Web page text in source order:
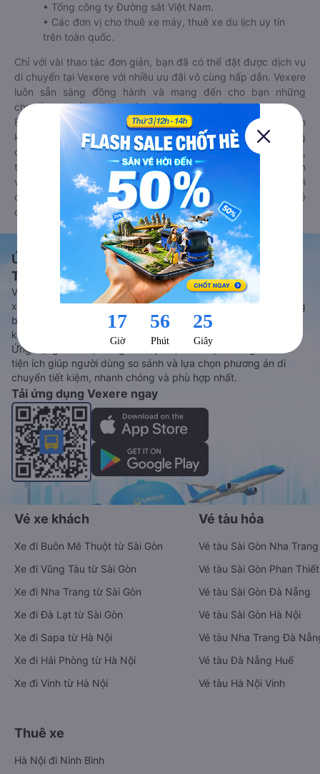
• Tổng công ty Đường sắt Việt Nam.
• Các đơn vị cho thuê xe máy, thuê xe du lịch uy tín
trên toàn quốc.
Chỉ với vài thao tác đơn giản, bạn đã có thể đặt được dịch vụ
di chuyển tại Vexere với nhiều ưu đãi vô cùng hấp dẫn. Vexere
luôn sẵn sàng đồng hành và mang đến cho bạn những
chuyến đi thoải mái, an toàn và trọn vẹn nhất.
Bên cạnh đó, bạn có thể tham khảo thêm các phương tiện
khác tại
Goyolo.com cho chuyến đi sắp tới. Goyolo là nền tảng
đặt vé cho phép người dùng so sánh giá cả, giờ khởi hành,
thời gian di chuyển của nhiều phương tiện máy bay, xe khách
và tàu hoả. Hệ thống của Goyolo được liên kết trực tiếp với
các hãng máy bay, xe khách và tàu hoả, luôn đảm bảo có vé
cho bạn di chuyển.
Ứng dụng đặt vé Xe khách, Máy bay,
Tàu hoả và Thuê xe
Vexere - ứng dụng đặt vé đa phương tiện với hơn 3000+ nhà
xe chất lượng cao, 5000+ tuyến đường toàn quốc, tất cả hãng
bay và hãng tàu cùng dịch vụ thuê xe máy, xe du lịch phủ
khắp các tỉnh thành tại Việt Nam.
Ứng dụng hiển thị thông tin đầy đủ, minh bạch cùng vô vàn
tiện ích giúp người dùng so sánh và lựa chọn phương án di
chuyển tiết kiệm, nhanh chóng và phù hợp nhất.
Tải ứng dụng Vexere ngay
Vé xe khách
Xe đi Buôn Mê Thuột từ Sài Gòn
Xe đi Vũng Tàu từ Sài Gòn
Xe đi Nha Trang từ Sài Gòn
Xe đi Đà Lạt từ Sài Gòn
Xe đi Sapa từ Hà Nội
Xe đi Hải Phòng từ Hà Nội
Xe đi Vinh từ Hà Nội
Vé tàu hỏa
Vé tàu Sài Gòn Nha Trang
Vé tàu Sài Gòn Phan Thiết
Vé tàu Sài Gòn Đà Nẵng
Vé tàu Sài Gòn Hà Nội
Vé tàu Nha Trang Đà
Vé tàu Đà Nẵng Huế
Vé tàu Hà Nội Vinh
Thuê xe
Hà Nội đi Ninh Bình